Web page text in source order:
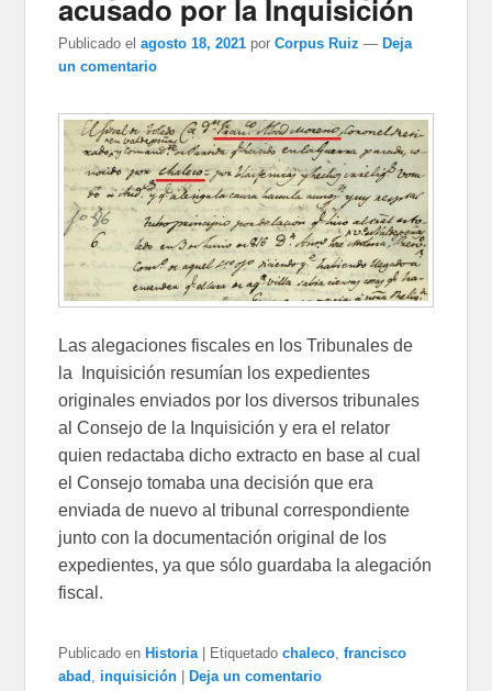
acusado por la Inquisición
Publicado el agosto 18, 2021 porCorpus Ruiz — Deja
un comentario
Las alegaciones fiscales en los Tribunales de
la Inquisición resumían los expedientes
originales enviados por los diversos tribunales
al Consejo de la Inquisición y era el relator
quien redactaba dicho extracto en base al cual
el Consejo tomaba una decisión que era
enviada de nuevo al tribunal correspondiente
junto con la documentación original de los
expedientes, ya que sólo guardaba la alegación
fiscal.
Publicado en Historia Etiquetado chaleco,francisco
abad , inquisición Deja un comentario